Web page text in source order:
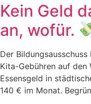
Kein Geld
an, wofür.
Der
Kita-Gebühren auf den
Essensgeld in
140 € im Monat.